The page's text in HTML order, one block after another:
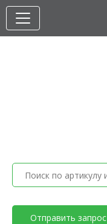
Отправить запрос